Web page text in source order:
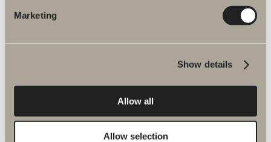
Marketing
Show details
Allow all
Allow selection
funksjoner og skaper helhet.
GÅ TIL PRODUKT